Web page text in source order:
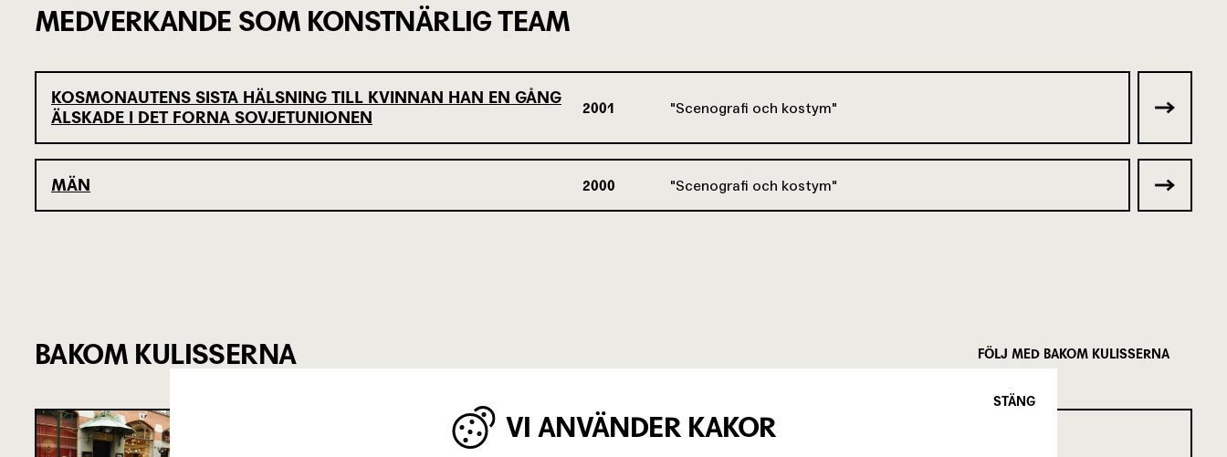
MEDVERKANDE SOM KONSTNÄRLIG TEAM
KOSMONAUTENS SISTA HÄLSNING TILL KVINNAN HAN EN GÅNG
ÄLSKADE I DET FORNA SOVJETUNIONEN
2001 Scenografi och kostym
MÄN 2000 Scenografi och kostym
BAKOM KULISSERNA FÖLJ MED BAKOM KULISSERNA
STÄNG
VI ANVÄNDER KAKOR